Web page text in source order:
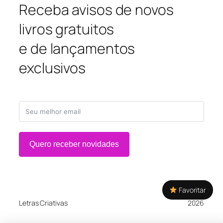
Receba avisos de novos
livros gratuitos
e de lançamentos
exclusivos
Quero receber novidades
Letras Criativas 2026
Favoritar